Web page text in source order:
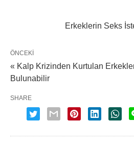
Erkeklerin Seks
ÖNCEKI
« Kalp Krizinden Kurtulan
Bulunabilir
SHARE